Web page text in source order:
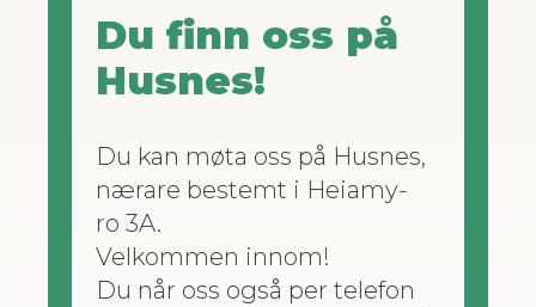
Du finn oss på
Husnes!
Du kan møta oss på Husnes,
nærare bestemt i Heiamy­
ro 3A.
Velkom­men innom!
Du når oss også per tele­fon